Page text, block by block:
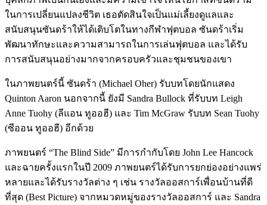
ในการเปลี่ยนแปลงชีวิต เธอตัดสินใจเป็นแม่เลี้ยงดูแลและ
สนับสนุนซันดร้าให้ได้เติบโตในทางกีฬาฟุตบอล ซันดร้าเริ่ม
พัฒนาทักษะและความสามารถในการเล่นฟุตบอล และได้รับ
การสนับสนุนอย่างมากจากครอบครัวและชุมชนของเขา
ในภาพยนตร์นี้ ซันดร้า (Michael Oher) รับบทโดยนักแสดง
Quinton Aaron นอกจากนี้ ยังมี Sandra Bullock ที่รับบท Leigh
Anne Tuohy (ลีแอน ทูออฮี) และ Tim McGraw รับบท Sean Tuohy
(ซีออน ทูออฮี) อีกด้วย
ภาพยนตร์ “The Blind Side” มีการกำกับโดย John Lee Hancock
และฉายครั้งแรกในปี 2009 ภาพยนตร์ได้รับการยกย่องอย่างแพร่
หลายและได้รับรางวัลต่าง ๆ เช่น รางวัลออสการ์เพื่อนบ้านที่ดี
ที่สุด (Best Picture) จากหมวดหมู่ของรางวัลออสการ์ และ Sandra